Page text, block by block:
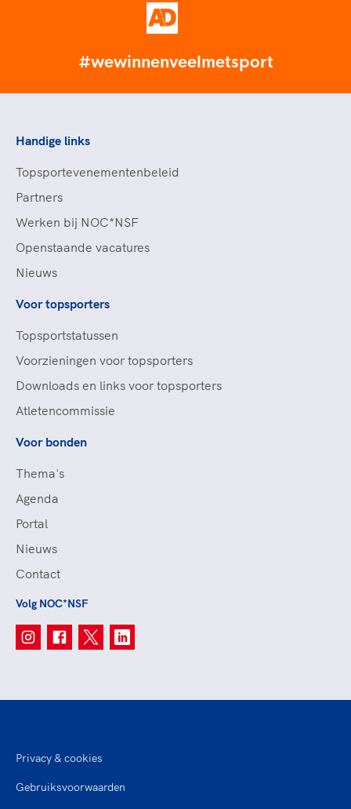
#wewinnenveelmetsport
Handige links
Topsportevenementenbeleid
Partners
Werken bij NOC*NSF
Openstaande vacatures
Nieuws
Voor topsporters
Topsportstatussen
Voorzieningen voor topsporters
Downloads en links voor topsporters
Atletencommissie
Voor bonden
Thema's
Agenda
Portal
Nieuws
Contact
Volg NOC*NSF
Privacy & cookies
Gebruiksvoorwaarden